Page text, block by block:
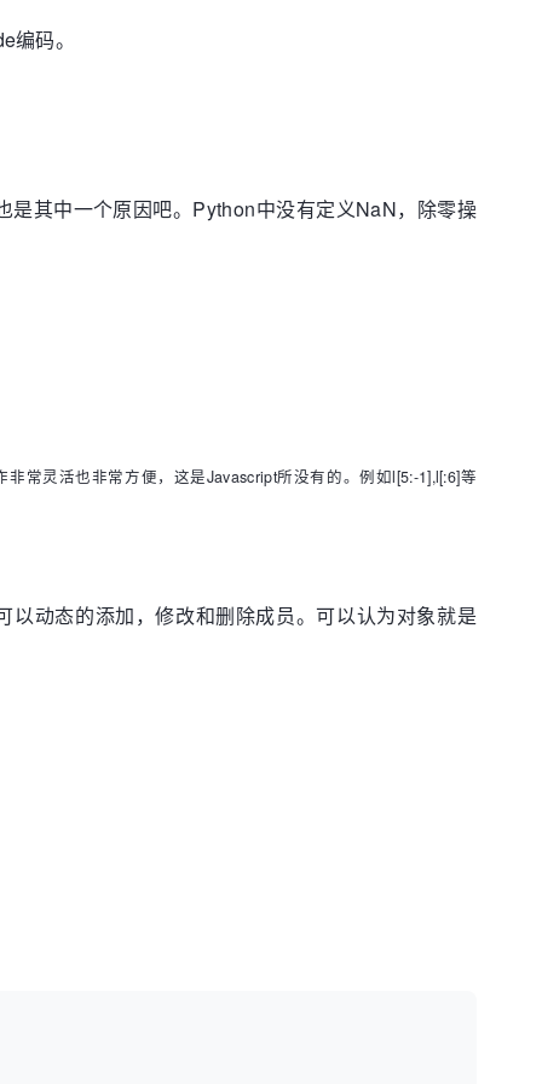
码。
其中一个原因吧。Python中没有定义NaN，除零操
常灵活也非常方便，这是Javascript所没有的。例如l[5:-1],l[:6]等
动态的添加，修改和删除成员。可以认为对象就是